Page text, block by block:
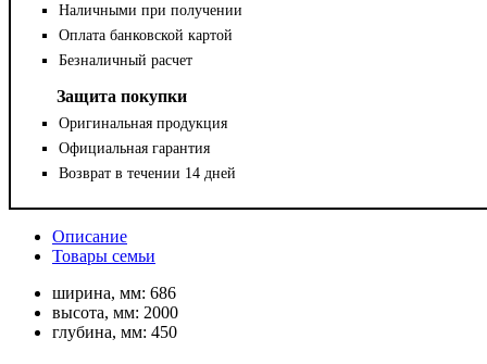
Наличными при получении
Оплата банковской картой
Безналичный расчет
Защита покупки
Оригинальная продукция
Официальная гарантия
Возврат в течении 14 дней
Описание
Товары семьи
ширина, мм: 686
высота, мм: 2000
глубина, мм: 450